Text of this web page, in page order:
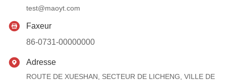
test@maoyt.com
Faxeur
86-0731-00000000
Adresse
ROUTE DE XUESHAN, SECTEUR DE LICHENG, VILLE DE